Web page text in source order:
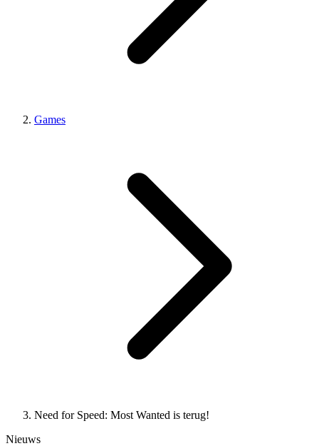
Games
Need for Speed: Most Wanted is terug!
Nieuws